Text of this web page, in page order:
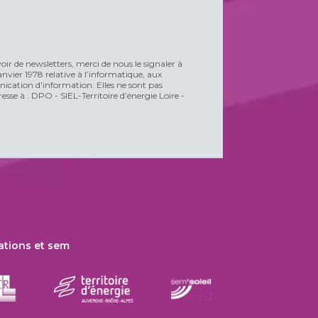
de newsletters, merci de nous le signaler à
1978 relative à l’informatique, aux
d'information. Elles ne sont pas
à : DPO - SIEL-Territoire d’énergie Loire -
et sem